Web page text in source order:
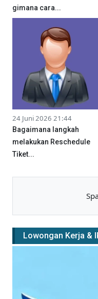
gimana cara...
24 Juni 2026 21:44
Bagaimana langkah
melakukan Reschedule
Tiket...
Lowongan Kerja &